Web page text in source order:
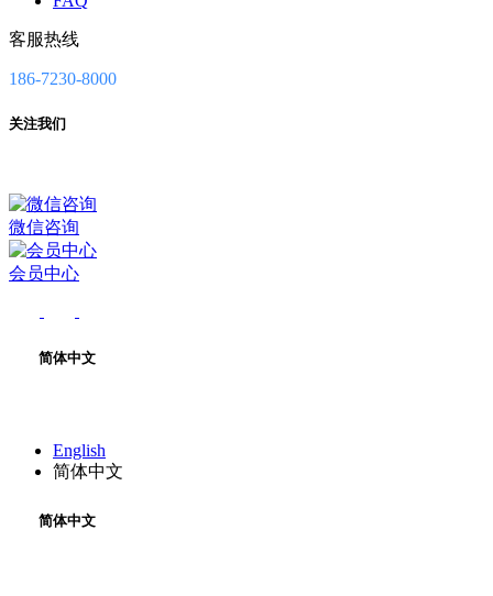
客服热线
186-7230-8000
关注我们
微信咨询
会员中心
简体中文
English
简体中文
简体中文